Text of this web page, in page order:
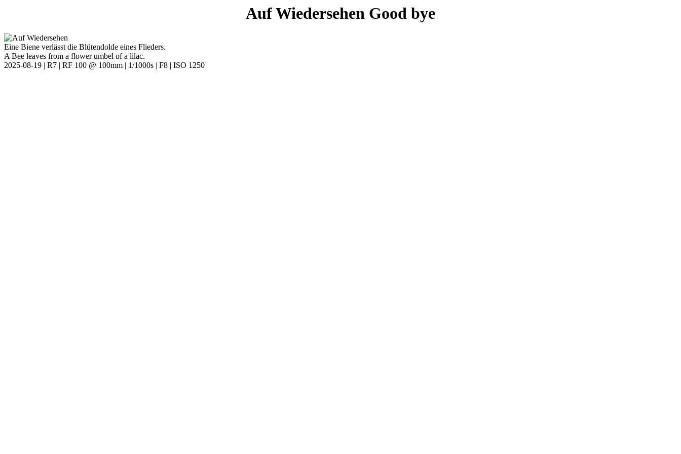
Auf Wiedersehen Good bye
Eine Biene verlässt die Blütendolde eines Flieders.
A Bee leaves from a flower umbel of a lilac.
2025-08-19 | R7 | RF 100 @ 100mm | 1/1000s | F8 | ISO 1250